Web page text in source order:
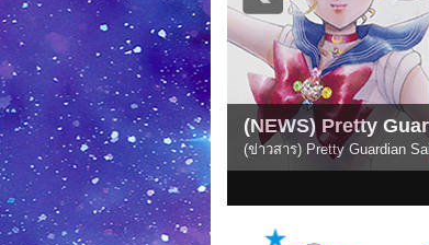
(NEWS) Pretty
(ข่าวสาร) อนิเมะ Pretty
1 2 3 4